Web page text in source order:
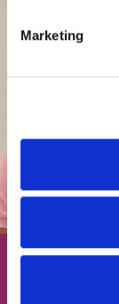
Marketing
La